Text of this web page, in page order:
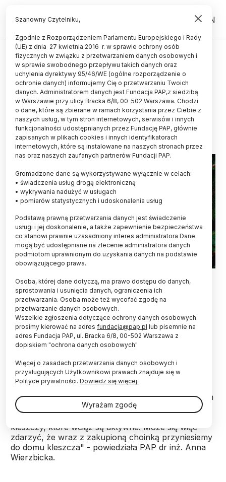
PL EN
ŻYCIE
Ekspertka: ciepły grudzień to
większe ryzyko przeniesienia
kleszcza wraz z choinką
21.12.2024
aktualizacja: 21.12.2024
2 minuty czytania
Wysokie grudniowe temperatury sprzyjają
aktywności kleszczy, może się więc zdarzyć, że
wraz z choinką przyniesiemy do domu takiego
niespodziewanego gościa. Bez żywiciela, w
postaci zwierzęcia czy domownika, może przeżyć
około trzech dni - wyjaśniła PAP biolożka z
Wierzbicka.
"Grudniowa anomalia pogodowa w postaci wysokich
- jak na ten miesiąc - temperatur, sięgających 10
kleszczy, które wciąż są aktywne. Może się więc
zdarzyć, że wraz z zakupioną choinką przyniesiemy
do domu kleszcza" - powiedziała PAP dr inż. Anna
Wierzbicka.
Szanowny Czytelniku,
Zgodnie z Rozporządzeniem Parlamentu Europejskiego i Rady
(UE) z dnia 27 kwietnia 2016 r. w sprawie ochrony osób
fizycznych w związku z przetwarzaniem danych osobowych i
w sprawie swobodnego przepływu takich danych oraz
uchylenia dyrektywy 95/46/WE (ogólne rozporządzenie o
ochronie danych) informujemy Cię o przetwarzaniu Twoich
danych. Administratorem danych jest Fundacja PAP,z siedzibą
w Warszawie przy ulicy Bracka 6/8, 00-502 Warszawa. Chodzi
o dane, które są zbierane w ramach korzystania przez Ciebie z
naszych usług, w tym stron internetowych, serwisów i innych
funkcjonalności udostępnianych przez Fundację PAP, głównie
zapisanych w plikach cookies i innych identyfikatorach
internetowych, które są instalowane na naszych stronach przez
nas oraz naszych zaufanych partnerów Fundacji PAP.
Gromadzone dane są wykorzystywane wyłącznie w celach:
• świadczenia usług drogą elektroniczną
• wykrywania nadużyć w usługach
• pomiarów statystycznych i udoskonalenia usług
Podstawą prawną przetwarzania danych jest świadczenie
usługi i jej doskonalenie, a także zapewnienie bezpieczeństwa
co stanowi prawnie uzasadniony interes administratora Dane
mogą być udostępniane na zlecenie administratora danych
podmiotom uprawnionym do uzyskania danych na podstawie
obowiązującego prawa.
Osoba, której dane dotyczą, ma prawo dostępu do danych,
sprostowania i usunięcia danych, ograniczenia ich
przetwarzania. Osoba może też wycofać zgodę na
przetwarzanie danych osobowych.
Wszelkie zgłoszenia dotyczące ochrony danych osobowych
prosimy kierować na adres fundacja@pap.pl lub pisemnie na
adres Fundacja PAP, ul. Bracka 6/8, 00-502 Warszawa z
dopiskiem "ochrona danych osobowych"
Więcej o zasadach przetwarzania danych osobowych i
przysługujących Użytkownikowi prawach znajduje się w
Polityce prywatności. Dowiedz się więcej.
Wyrażam zgodę